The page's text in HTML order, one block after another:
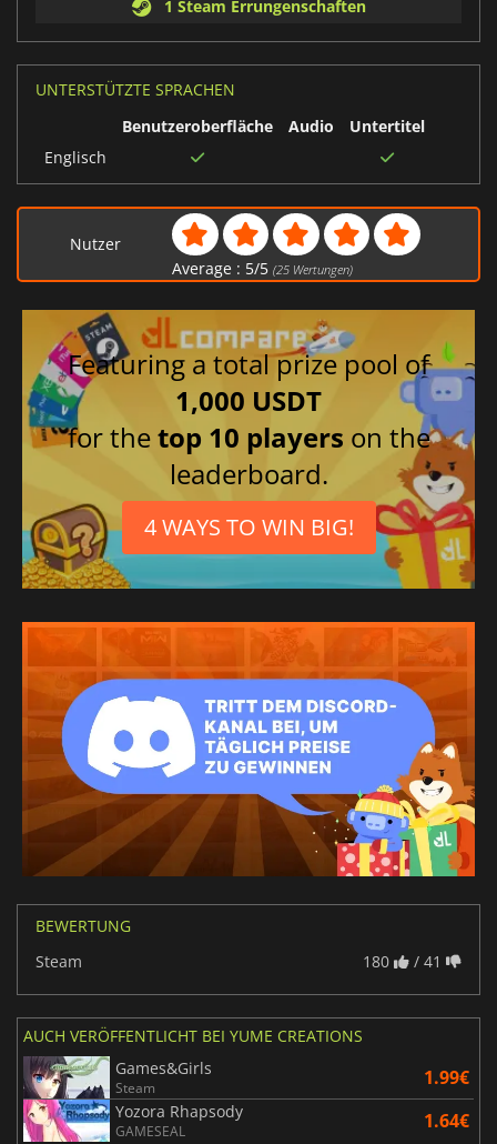
1 Steam Errungenschaften
UNTERSTÜTZTE SPRACHEN
Benutzeroberfläche
Audio
Untertitel
Englisch
Nutzer
Average : 5/5 (25Wertungen)
Featuring a total prize pool of
1,000 USDT
for thetop 10 players on the
leaderboard.
4 WAYS TO WIN BIG!
BEWERTUNG
Steam
180 / 41
AUCH VERÖFFENTLICHT BEI YUME CREATIONS
Games&Girls
Steam 1.99€
Yozora Rhapsody
GAMESEAL 1.64€